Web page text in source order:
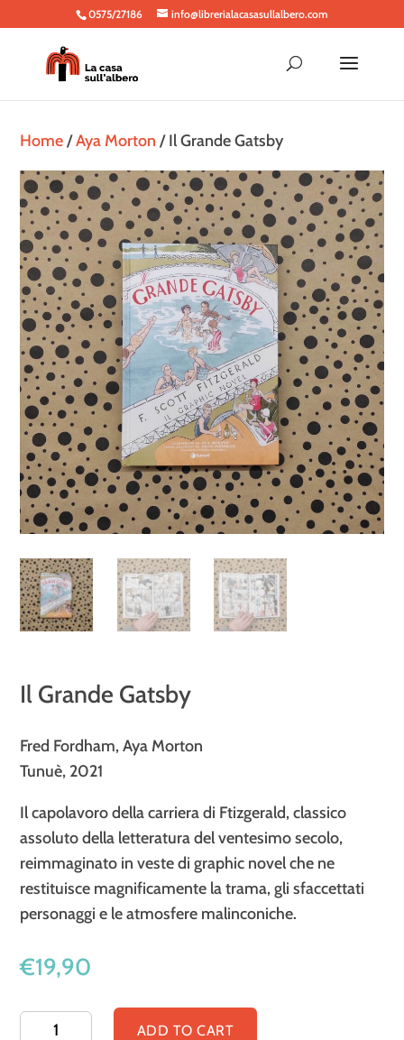
0575/27186 info@librerialacasasullalbero.com
Home/Aya Morton / Il Grande Gatsby
Il Grande Gatsby
Fred Fordham, Aya Morton
Tunuè, 2021
Il capolavoro della carriera di Ftizgerald, classico
assoluto della letteratura del ventesimo secolo,
reimmaginato in veste di graphic novel che ne
restituisce magnificamente la trama, gli sfaccettati
personaggi e le atmosfere malinconiche.
€19,90
ADD TO CART